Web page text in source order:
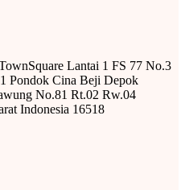
Lantai 1 FS 77 No.3
Pondok Cina Beji Depok
No.81 Rt.02 Rw.04
Indonesia 16518